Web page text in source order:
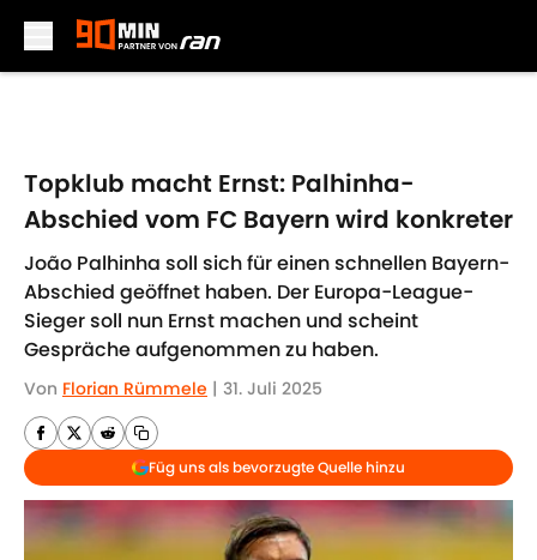
Topklub macht Ernst: Palhinha-
Abschied vom FC Bayern wird konkreter
João Palhinha soll sich für einen schnellen Bayern-
Abschied geöffnet haben. Der Europa-League-
Sieger soll nun Ernst machen und scheint
Gespräche aufgenommen zu haben.
Von Florian Rümmele | 31. Juli 2025
Füg uns als bevorzugte Quelle hinzu